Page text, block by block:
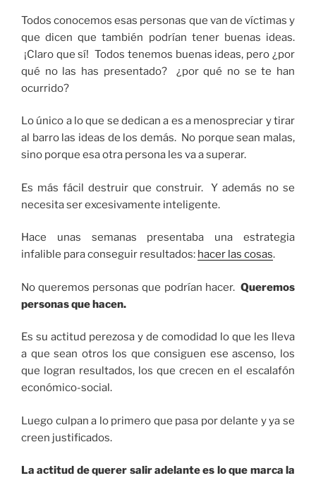
Todos conocemos esas personas que van de víctimas y
que dicen que también podrían tener buenas ideas.
¡Claro que sí! Todos tenemos buenas ideas, pero ¿por
qué no las has presentado? ¿por qué no se te han
ocurrido?
Lo único a lo que se dedican a es a menospreciar y tirar
al barro las ideas de los demás. No porque sean malas,
sino porque esa otra persona les va a superar.
Es más fácil destruir que construir. Y además no se
necesita ser excesivamente inteligente.
Hace unas semanas presentaba una estrategia
infalible para conseguir resultados: hacer las cosas.
No queremos personas que podrían hacer. Queremos
personas que hacen.
Es su actitud perezosa y de comodidad lo que les lleva
a que sean otros los que consiguen ese ascenso, los
que logran resultados, los que crecen en el escalafón
económico-social.
Luego culpan a lo primero que pasa por delante y ya se
creen justificados.
La actitud de querer salir adelante es lo que marca la